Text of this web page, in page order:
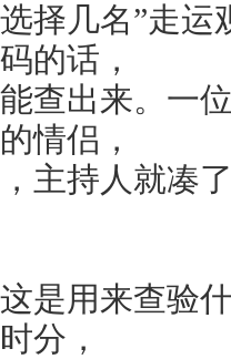
择几名”走运
的话，
查出来。一
情侣，
主持人就凑
是用来查验
分，